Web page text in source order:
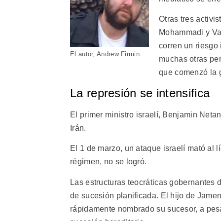
El autor, Andrew Firmin
Otras tres
Mohammadi y
corren un riesgo
muchas otras
que comenzó la
La represión se intensifica
El primer ministro israelí, Benjamin
Irán.
El 1 de marzo, un ataque israelí mató al
régimen, no se logró.
Las estructuras teocráticas gobernantes
de sucesión planificada. El hijo de
rápidamente nombrado su sucesor, a